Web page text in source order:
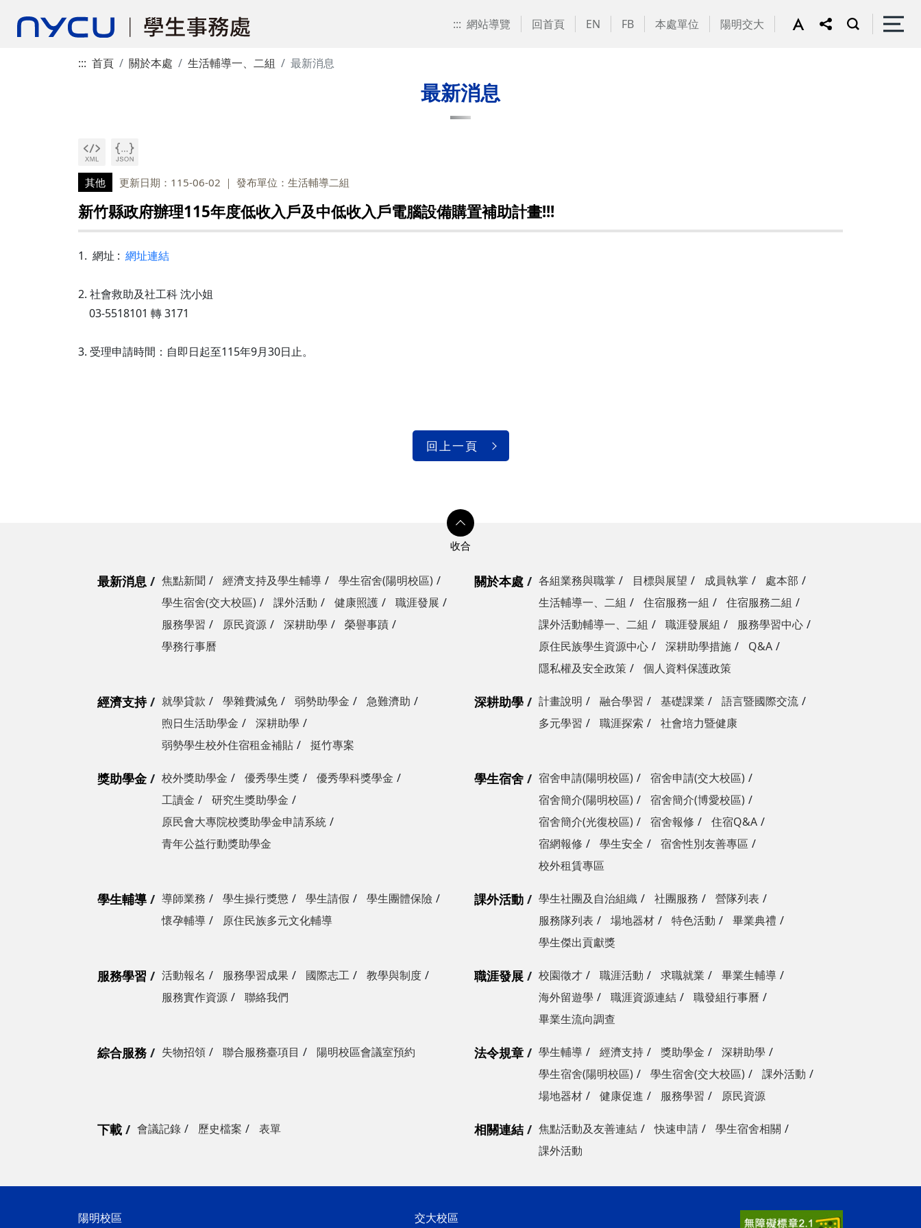
::: 網站導覽 回首頁 EN FB 本處單位 陽明交大
::: 首頁 關於本處 生活輔導一、二組 最新消息
最新消息
其他 更新日期：115-06-02 發布單位：生活輔導二組
新竹縣政府辦理115年度低收入戶及中低收入戶電腦設備購置補助計畫!!!
1. 網址 : 網址連結
2. 社會救助及社工科 沈小姐
03-5518101 轉 3171
3. 受理申請時間：自即日起至115年9月30日止。
回上一頁
最新消息 焦點新聞 經濟支持及學生輔導
學生宿舍(陽明校區)
學生宿舍(交大校區)
課外活動 健康照護
職涯發展
服務學習
原民資源 深耕助學
榮譽事蹟
學務行事曆
關於本處 各組業務與職掌 目標與展望 成員執掌
處本部
生活輔導一、二組
住宿服務一組
住宿服務二組
課外活動輔導一、二組
職涯發展組
服務學習中心
原住民族學生資源中心
深耕助學措施
Q&A
隱私權及安全政策
個人資料保護政策
經濟支持 就學貸款 學雜費減免 弱勢助學金
急難濟助
煦日生活助學金
深耕助學
弱勢學生校外住宿租金補貼
挺竹專案
深耕助學 計畫說明 融合學習 基礎課業
語言暨國際交流
多元學習
職涯探索 社會培力暨健康
獎助學金 校外獎助學金 優秀學生獎
優秀學科獎學金
工讀金
研究生獎助學金
原民會大專院校獎助學金申請系統
青年公益行動獎助學金
學生宿舍 宿舍申請(陽明校區)
宿舍申請(交大校區)
宿舍簡介(陽明校區)
宿舍簡介(博愛校區)
宿舍簡介(光復校區)
宿舍報修
住宿Q&A
宿網報修
學生安全
宿舍性別友善專區
校外租賃專區
學生輔導 導師業務 學生操行獎懲 學生請假
學生團體保險
懷孕輔導
原住民族多元文化輔導
課外活動 學生社團及自治組織 社團服務
營隊列表
服務隊列表
場地器材 特色活動
畢業典禮
學生傑出貢獻獎
服務學習 活動報名 服務學習成果 國際志工
教學與制度
服務實作資源
聯絡我們
職涯發展 校園徵才 職涯活動 求職就業
畢業生輔導
海外留遊學
職涯資源連結
職發組行事曆
畢業生流向調查
綜合服務 失物招領 聯合服務臺項目 陽明校區會議室預約 法令規章 學生輔導 經濟支持 獎助學金
深耕助學
學生宿舍(陽明校區)
學生宿舍(交大校區)
課外活動
場地器材
健康促進 服務學習 原民資源
下載 會議記錄 歷史檔案 表單 相關連結 焦點活動及友善連結 快速申請
學生宿舍相關
課外活動
陽明校區 交大校區